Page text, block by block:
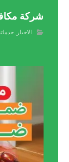
شركة
الاخبار ,